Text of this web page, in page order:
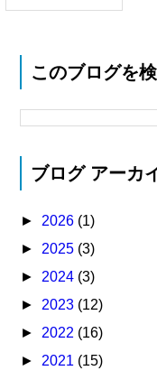
このブログを
ブログ アーカ
► 2026 (1)
► 2025 (3)
► 2024 (3)
► 2023 (12)
► 2022 (16)
► 2021 (15)